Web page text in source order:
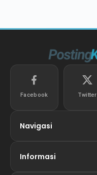
Facebook Twitter
Navigasi
Informasi